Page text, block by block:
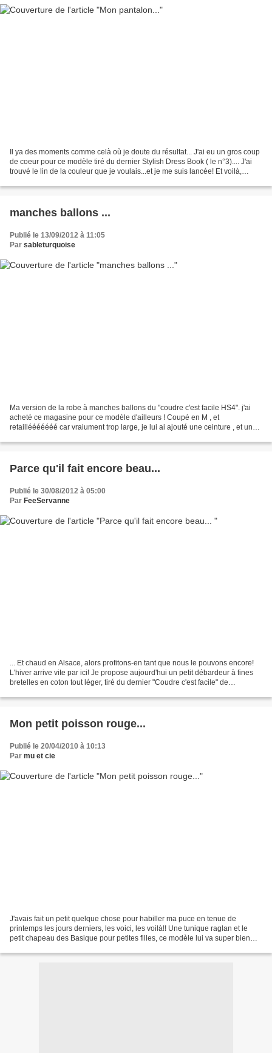
Il ya des moments comme celà où je doute du résultat... J'ai eu un gros coup
de coeur pour ce modèle tiré du dernier Stylish Dress Book ( le n°3).... J'ai
trouvé le lin de la couleur que je voulais...et je me suis lancée! Et voilà,
manches ballons ...
Publié le 13/09/2012 à 11:05
Par sableturquoise
Ma version de la robe à manches ballons du "coudre c'est facile HS4". j'ai
acheté ce magasine pour ce modèle d'ailleurs ! Coupé en M , et
retaillééééééé car vraiument trop large, je lui ai ajouté une ceinture , et une
Parce qu'il fait encore beau...
Publié le 30/08/2012 à 05:00
Par FeeServanne
... Et chaud en Alsace, alors profitons-en tant que nous le pouvons encore!
L'hiver arrive vite par ici! Je propose aujourd'hui un petit débardeur à fines
bretelles en coton tout léger, tiré du dernier "Coudre c'est facile" de
Mon petit poisson rouge...
Publié le 20/04/2010 à 10:13
Par mu et cie
J'avais fait un petit quelque chose pour habiller ma puce en tenue de
printemps les jours derniers, les voici, les voilà!! Une tunique raglan et le
petit chapeau des Basique pour petites filles, ce modèle lui va super bien